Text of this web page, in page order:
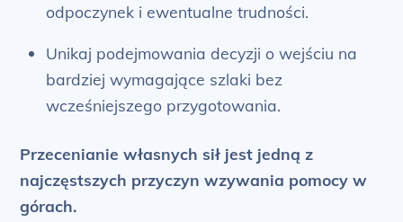
odpoczynek i ewentualne trudności.
Unikaj podejmowania decyzji o wejściu na
bardziej wymagające szlaki bez
wcześniejszego przygotowania.
Przecenianie własnych sił jest jedną z
najczęstszych przyczyn wzywania pomocy w
górach.